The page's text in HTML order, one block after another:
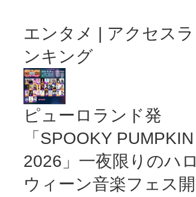
エンタメ | アクセスラ
ンキング
ピューロランド発
「SPOOKY PUMPKIN
2026」一夜限りのハロ
ウィーン音楽フェス開